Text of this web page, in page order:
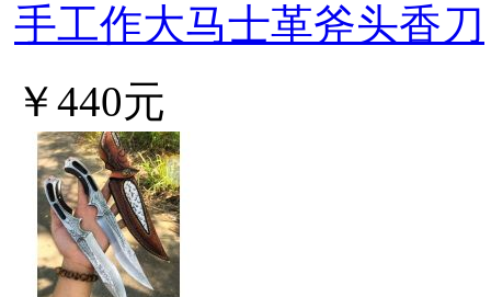
手工作大马士革斧头香刀
￥440元